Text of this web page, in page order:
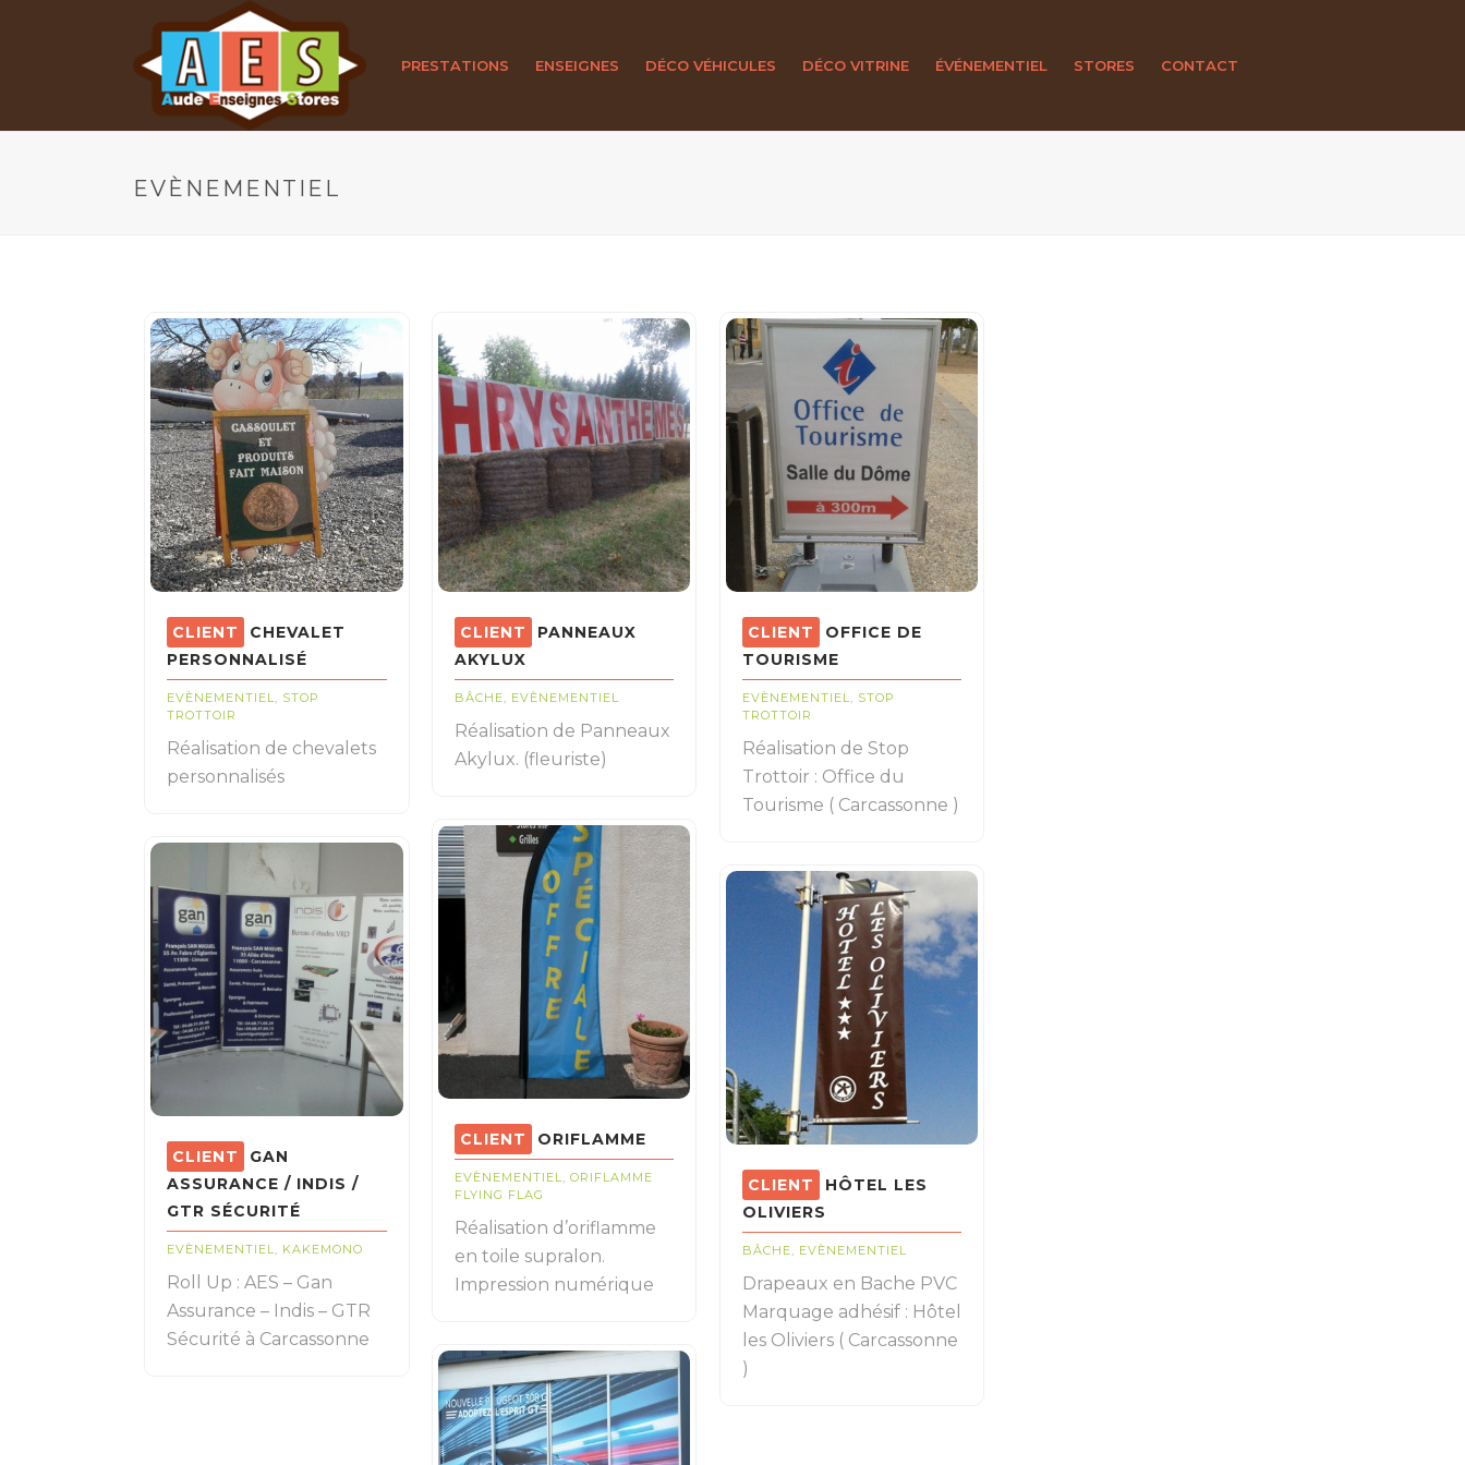
PRESTATIONS ENSEIGNES DÉCO VÉHICULES DÉCO VITRINE ÉVÉNEMENTIEL STORES CONTACT
EVÈNEMENTIEL
CHEVALET
PERSONNALISÉ
EVÈNEMENTIEL, STOP
TROTTOIR
Réalisation de chevalets
personnalisés
PANNEAUX
AKYLUX
BÂCHE, EVÈNEMENTIEL
Réalisation de Panneaux
Akylux. (fleuriste)
OFFICE DE
TOURISME
EVÈNEMENTIEL, STOP
TROTTOIR
Réalisation de Stop
Trottoir : Office du
Tourisme ( Carcassonne )
ORIFLAMME
EVÈNEMENTIEL, ORIFLAMME
FLYING FLAG
Réalisation d’oriflamme
en toile supralon.
Impression numérique
GAN
ASSURANCE / INDIS /
GTR SÉCURITÉ
EVÈNEMENTIEL, KAKEMONO
Roll Up : AES – Gan
Assurance – Indis – GTR
Sécurité à Carcassonne
HÔTEL LES
OLIVIERS
BÂCHE, EVÈNEMENTIEL
Drapeaux en Bache PVC
Marquage adhésif : Hôtel
les Oliviers ( Carcassonne
)